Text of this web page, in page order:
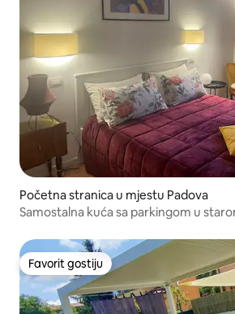
Početna stranica u mjestu Padova
Samostalna kuća sa parkingom u
Favorit gostiju
Favorit gostiju